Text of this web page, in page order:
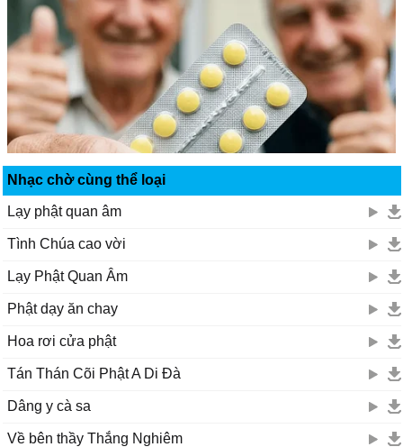
Nhạc chờ cùng thể loại
Lạy phật quan âm
Tình Chúa cao vời
Lạy Phật Quan Âm
Phật dạy ăn chay
Hoa rơi cửa phật
Tán Thán Cõi Phật A Di Đà
Dâng y cà sa
Về bên thầy Thắng Nghiêm